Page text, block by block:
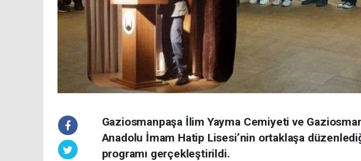
Gaziosmanpaşa İlim Yayma Cemiyeti ve
Anadolu İmam Hatip Lisesi’nin ortaklaşa
programı gerçekleştirildi.